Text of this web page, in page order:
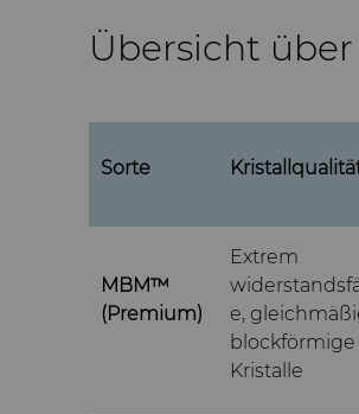
Übersicht
Sorte
MBM™
(Premium)
Extrem
e,
blockförmige
Kristalle